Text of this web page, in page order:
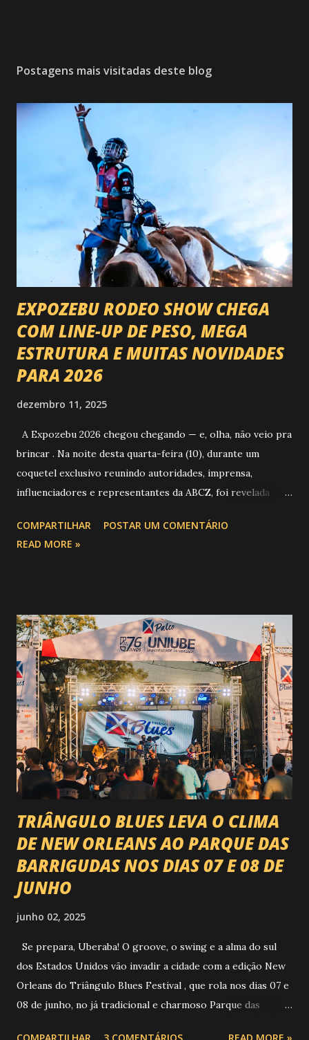
Postagens mais visitadas deste blog
EXPOZEBU RODEO SHOW CHEGA
COM LINE-UP DE PESO, MEGA
ESTRUTURA E MUITAS NOVIDADES
PARA 2026
dezembro 11, 2025
A Expozebu 2026 chegou chegando — e, olha, não veio pra
brincar . Na noite desta quarta-feira (10), durante um
coquetel exclusivo reunindo autoridades, imprensa,
influenciadores e representantes da ABCZ, foi revelada
festa : a chegada do Campeonato de Montarias em Touros
do Circuito Rancho Primavera (CRP) , a maior companhia de
impacto é tão grande que o evento até mudou de nome:
agora é Expozebu Rodeo Shows . E não para por aí. Foto:
@circuitoranchoprimavera 🎤 LINE-UP NACIONAL QUE
VAI ESTREMECER O PARQUE Serão quatro noites , entre
24, 25, 30 de abril e 02 de maio , com oito atrações gigantes
da música brasileira , contemplando sertanejo, forró,
piseiro e sofrência nível hard: Gusttavo Lima Leonardo
Natanzinho Lima Jads & ...
COMPARTILHAR
POSTAR UM COMENTÁRIO
READ MORE »
TRIÂNGULO BLUES LEVA O CLIMA
DE NEW ORLEANS AO PARQUE DAS
BARRIGUDAS NOS DIAS 07 E 08 DE
JUNHO
junho 02, 2025
Se prepara, Uberaba! O groove, o swing e a alma do sul
dos Estados Unidos vão invadir a cidade com a edição New
Orleans do Triângulo Blues Festival , que rola nos dias 07 e
08 de junho, no já tradicional e charmoso Parque das